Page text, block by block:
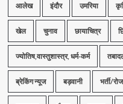
आलेख इंदौर उमरिया
खेल चुनाव छायाचित्र
ज्योतिष,वास्तुशास्त्र, धर्म-कर्म
ब्रेकिंग न्यूज बड़वानी भर्ती/